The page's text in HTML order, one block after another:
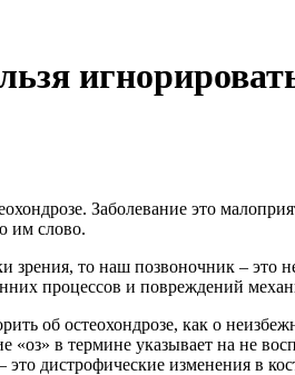
Заболевание это
им слово.
зрения, то наш позвоночник –
процессов и повреждений
об остеохондрозе, как о
«оз» в термине указывает на не
дистрофические изменения в